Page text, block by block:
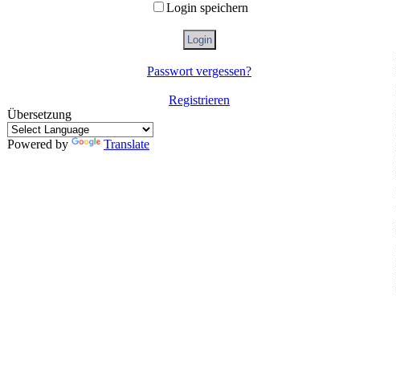
Login speichern
Passwort vergessen?
Registrieren
Übersetzung
Powered by Translate